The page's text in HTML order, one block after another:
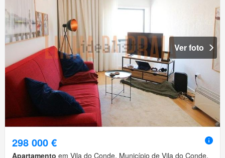
Ver foto
298 000 €
Apartamento em Vila do Conde, Município de Vila do Conde,